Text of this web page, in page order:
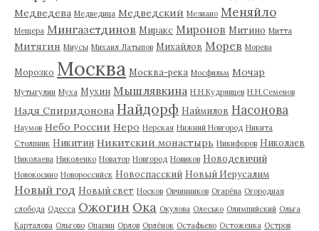
Медведева Медведица Медведский Мезиано Меняйло
Мещера Мингазетдинов Миракс Миронов Митино Митта
Митягин Миусы Михаил Латыпов Михайлов Морев Морева
Морозко Москва Москва-река Мосфильм Мочар
Мутыгулин Муха Мухин Мышлявкина Н.Н.Кудрявцев Н.Н.Семенов
Надя Спиридонова Найдорф Наймилов Насонова
Наумов Небо России Неро Нерская Нижний Новгород Никита
Столпник Никитин Никитский монастырь Никифоров Николаев
Николаева Николенко Новатор Новгород Новиков Новодевичий
Новокосино Новороссийск Новоспасский Новый Иерусалим
Новый год Новый свет Носков Овчинников Огарёва Огородная
слобода Одесса Ожогин Ока Окулова Олесько Олимпийский Ольга
Карталова Ольгово Опарин Орлов Орлёнок Остафьево Остоженка Остров